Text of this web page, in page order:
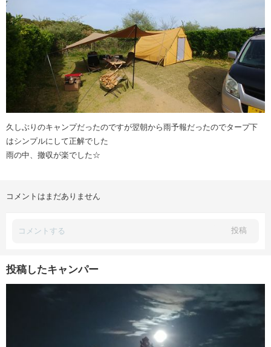
久しぶりのキャンプだったのですが翌朝から雨予報だったのでタープ下
はシンプルにして正解でした
雨の中、撤収が楽でした☆
コメントはまだありません
投稿
投稿したキャンパー